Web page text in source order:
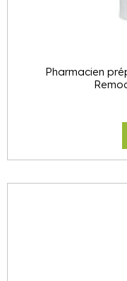
Pharmacien